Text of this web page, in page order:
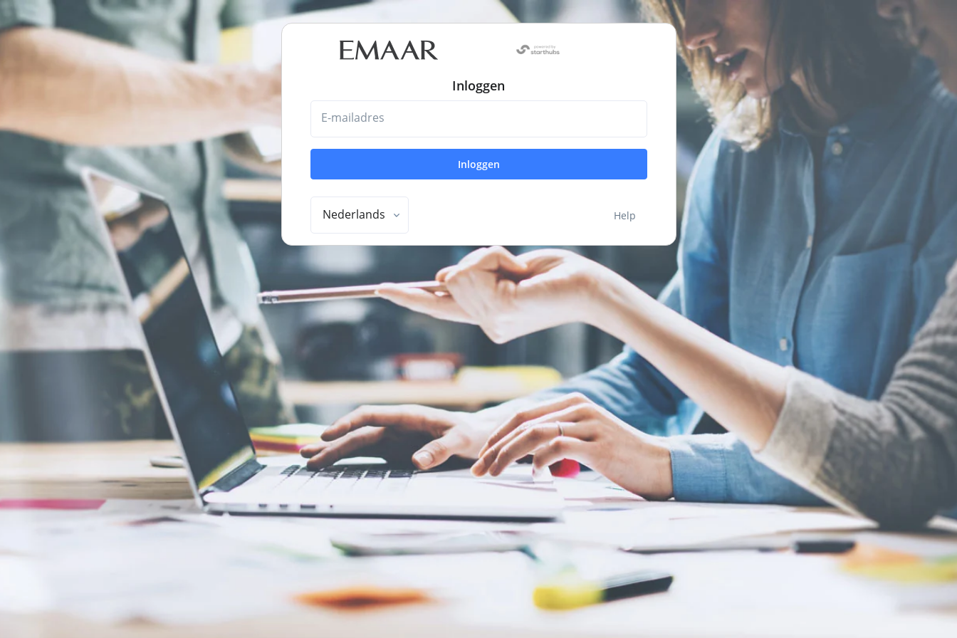
Inloggen
E-mailadres
Inloggen
Nederlands Help